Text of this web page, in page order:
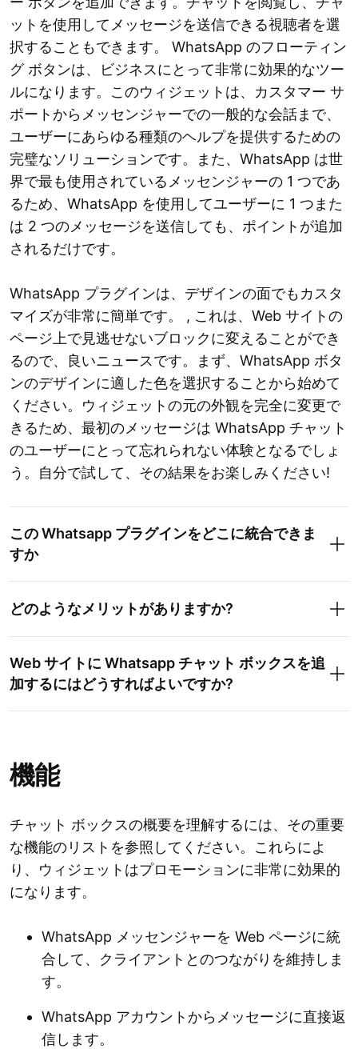
ットを使用してメッセージを送信できる視聴者を選
択することもできます。 WhatsApp のフローティン
グ ボタンは、ビジネスにとって非常に効果的なツー
ルになります。このウィジェットは、カスタマー サ
ポートからメッセンジャーでの一般的な会話まで、
ユーザーにあらゆる種類のヘルプを提供するための
完璧なソリューションです。また、WhatsApp は世
界で最も使用されているメッセンジャーの 1 つであ
るため、WhatsApp を使用してユーザーに 1 つまた
は 2 つのメッセージを送信しても、ポイントが追加
されるだけです。
WhatsApp プラグインは、デザインの面でもカスタ
マイズが非常に簡単です。 , これは、Web サイトの
ページ上で見逃せないブロックに変えることができ
るので、良いニュースです。まず、WhatsApp ボタ
ンのデザインに適した色を選択することから始めて
ください。ウィジェットの元の外観を完全に変更で
きるため、最初のメッセージは WhatsApp チャット
のユーザーにとって忘れられない体験となるでしょ
う。自分で試して、その結果をお楽しみください!
この Whatsapp プラグインをどこに統合できま
すか
どのようなメリットがありますか?
Web サイトに Whatsapp チャット ボックスを追
加するにはどうすればよいですか?
機能
チャット ボックスの概要を理解するには、その重要
な機能のリストを参照してください。これらによ
り、ウィジェットはプロモーションに非常に効果的
になります。
WhatsApp メッセンジャーを Web ページに統
合して、クライアントとのつながりを維持しま
す。
WhatsApp アカウントからメッセージに直接返
信します。